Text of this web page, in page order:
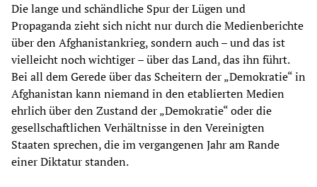
Die lange und schändliche Spur der Lügen und
Propaganda zieht sich nicht nur durch die Medienberichte
über den Afghanistankrieg, sondern auch – und das ist
vielleicht noch wichtiger – über das Land, das ihn führt.
Bei all dem Gerede über das Scheitern der „Demokratie“ in
Afghanistan kann niemand in den etablierten Medien
ehrlich über den Zustand der „Demokratie“ oder die
gesellschaftlichen Verhältnisse in den Vereinigten
Staaten sprechen, die im vergangenen Jahr am Rande
einer Diktatur standen.